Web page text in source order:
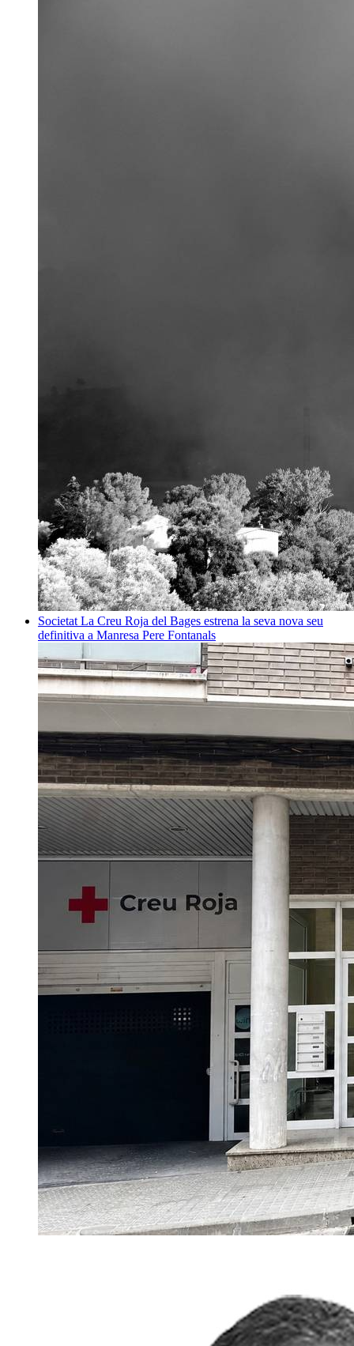
Societat La Creu Roja del Bages estrena la seva nova seu
definitiva a Manresa Pere Fontanals